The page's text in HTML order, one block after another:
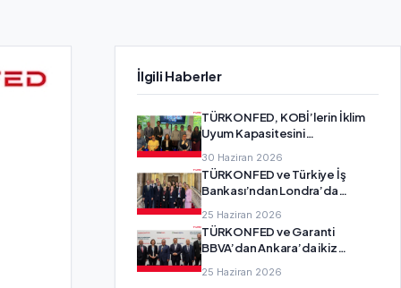
İlgili Haberler
TÜRKONFED, KOBİ’lerin İklim
Uyum Kapasitesini
Projesi’nin Ortağı Oldu
30 Haziran 2026
TÜRKONFED ve Türkiye İş
Bankası’ndan Londra’da
25 Haziran 2026
TÜRKONFED ve Garanti
BBVA’dan Ankara’da ikiz
25 Haziran 2026